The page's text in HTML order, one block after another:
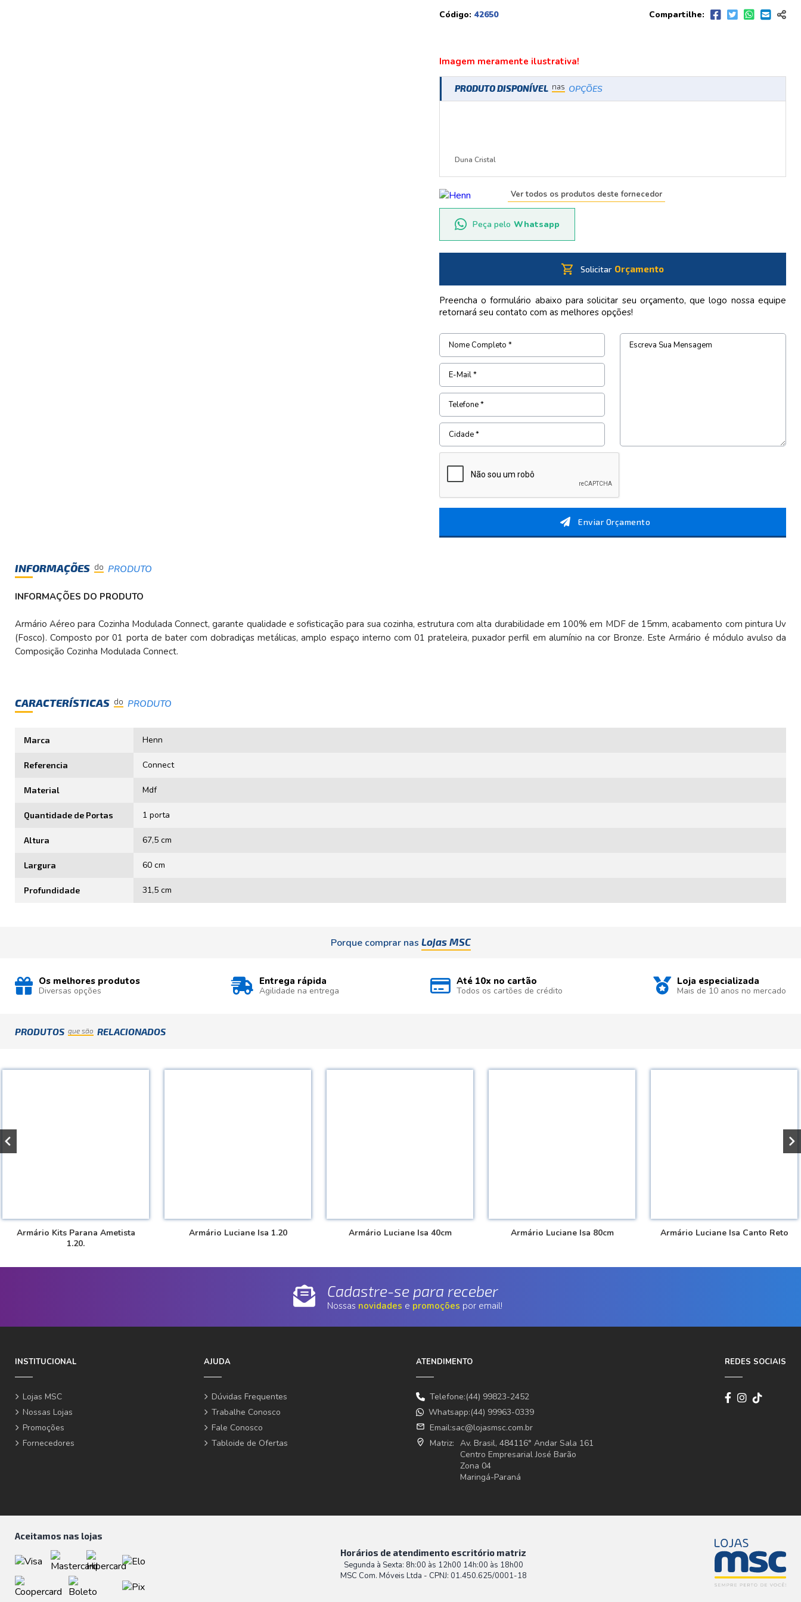
Código: 42650 Compartilhe:
Imagem meramente ilustrativa!
PRODUTO DISPONÍVEL nas OPÇÕES
Duna Cristal
Ver todos os produtos deste fornecedor
Peça pelo Whatsapp
shopping_cart Solicitar Orçamento
Preencha o formulário abaixo para solicitar seu orçamento, que logo nossa equipe
retornará seu contato com as melhores opções!
Enviar Orçamento
INFORMAÇÕES do PRODUTO
INFORMAÇÕES DO PRODUTO
Armário Aéreo para Cozinha Modulada Connect, garante qualidade e sofisticação para sua cozinha, estrutura com alta durabilidade em 100% em MDF de 15mm, acabamento com pintura Uv
(Fosco). Composto por 01 porta de bater com dobradiças metálicas, amplo espaço interno com 01 prateleira, puxador perfil em alumínio na cor Bronze. Este Armário é módulo avulso da
Composição Cozinha Modulada Connect.
CARACTERÍSTICAS do PRODUTO
Marca Henn
Referencia Connect
Material Mdf
Quantidade de Portas 1 porta
Altura 67,5 cm
Largura 60 cm
Profundidade 31,5 cm
Porque comprar nas Lojas MSC
Os melhores produtos
Diversas opções
Entrega rápida
Agilidade na entrega
Até 10x no cartão
Todos os cartões de crédito
Loja especializada
Mais de 10 anos no mercado
PRODUTOS que são RELACIONADOS
Armário Kits Parana Ametista
1.20.
Armário Luciane Isa 1.20 Armário Luciane Isa 40cm Armário Luciane Isa 80cm Armário Luciane Isa Canto Reto
Cadastre-se para receber
Nossas novidades e promoções por email!
INSTITUCIONAL
Lojas MSC
Nossas Lojas
Promoções
Fornecedores
AJUDA
Dúvidas Frequentes
Trabalhe Conosco
Fale Conosco
Tabloide de Ofertas
ATENDIMENTO
Telefone:(44) 99823-2452
Whatsapp:(44) 99963-0339
email Email:sac@lojasmsc.com.br
where_to_vote Matriz: Av. Brasil, 484116° Andar Sala 161
Centro Empresarial José Barão
Zona 04
Maringá-Paraná
REDES SOCIAIS
Aceitamos nas lojas
Horários de atendimento escritório matriz
Segunda à Sexta: 8h:00 às 12h00 14h:00 às 18h00
MSC Com. Móveis Ltda - CPNJ: 01.450.625/0001-18